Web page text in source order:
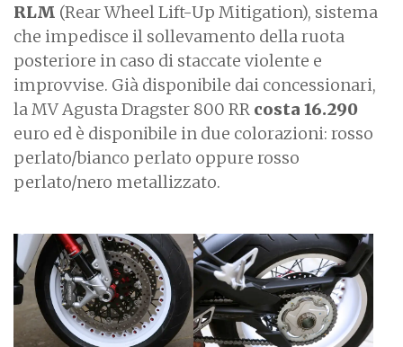
RLM (Rear Wheel Lift-Up Mitigation), sistema
che impedisce il sollevamento della ruota
posteriore in caso di staccate violente e
improvvise. Già disponibile dai concessionari,
la MV Agusta Dragster 800 RR costa 16.290
euro ed è disponibile in due colorazioni: rosso
perlato/bianco perlato oppure rosso
perlato/nero metallizzato.